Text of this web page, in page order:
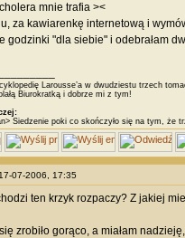
mnie trafia ><
za kawiarenkę internetową i
godzinki "dla siebie" i odebrałam
Larousse’a w dwudziestu trzech
Biurokratką i dobrze mi z tym!
Siedzenie poki co skończyło się na tym, że
07-2006, 17:35
ten krzyk rozpaczy? Z jakiej
zrobiło gorąco, a miałam